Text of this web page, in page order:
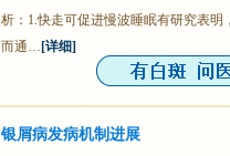
析：1.快走可促进慢波睡眠有研究表明
而通… [详细]
银屑病发病机制进展